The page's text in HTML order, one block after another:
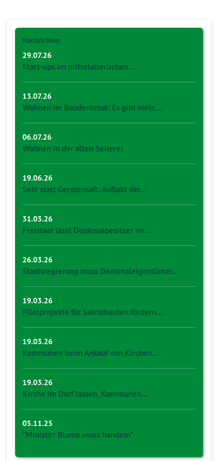
Nachrichten
29.07.26
Start-ups im mittelalterlichen…
13.07.26
Wohnen im Baudenkmal: Es gibt viele…
06.07.26
Wohnen in der alten Seilerei
19.06.26
Sekt statt Gerstensaft: Auftakt der…
31.03.26
Freistaat lässt Denkmalbesitzer im…
26.03.26
Staatsregierung muss Denkmaleigentümer…
19.03.26
Pilotprojekte für Sakralbauten fördern…
19.03.26
Kommunen beim Ankauf von Kirchen…
19.03.26
Kirche im Dorf lassen, Kommunen…
05.11.25
"Minister Blume muss handeln"